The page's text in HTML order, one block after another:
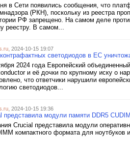
в Сети появились сообщения, что
(РКН), поскольку из реестра
РФ запрещено. На самом деле
реестру. В самом...
, 2024-10-15 19:07
контрафактных светодиодов в ЕС
2024 года Европейский
и её дочки по крупному иску о
что ответчики нарушили
светодиодов...
, 2024-10-15 19:36
представила модули памяти DDR5
Crucial представила модули
компактного формата для